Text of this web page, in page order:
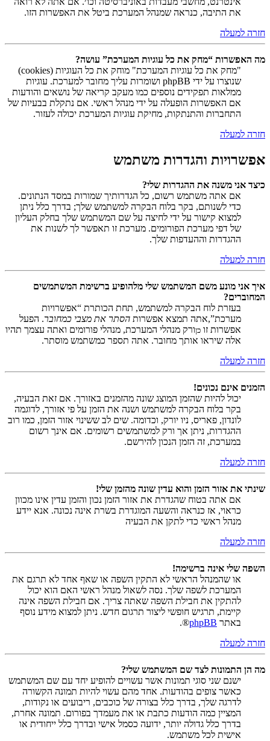
את התיבה, כנראה שמנהל המערכת ביטל את האפשרות הזו.
חזרה למעלה
מה האפשרות “מחק את כל עוגיות המערכת” עושה?
"מחק את כל עוגיות המערכת" מוחק את כל העוגיות (cookies)
שנוצרו על ידי phpBB ושומרות עליך מחובר למערכת. עוגיות
ממלאות תפקידים נוספים כמו מעקב קריאה של נושאים והודעות
אם האפשרות הופעלה על ידי מנהל ראשי. אם נתקלת בבעיות של
התחברות והתנתקות, מחיקת עוגיות המערכת יכולה לעזור.
חזרה למעלה
אפשרויות והגדרות משתמש
כיצד אני משנה את ההגדרות שלי?
אם אתה משתמש רשום, כל הגדרותיך שמורות במסד הנתונים.
כדי לשנותם, בקר בלוח הבקרה למשתמש שלך; בדרך כלל ניתן
למצוא קישור על ידי לחיצה על שם המשתמש שלך בחלק העליון
של דפי מערכת הפורומים. מערכת זו תאפשר לך לשנות את
ההגדרות וההעדפות שלך.
חזרה למעלה
איך אני מונע משם המשתמש שלי מלהופיע ברשימת המשתמשים
המחוברים?
בעזרת לוח הבקרה למשתמש, תחת הכותרת “אפשרויות
מערכת”,אתה תמצא אפשרות הסתר את מצבי כמחובר. הפעל
אפשרות זו כןורק מנהלי המערכת, מנהלי פורומים ואתה עצמך תהיו
אלה שיראו אותך מחובר. אתה תספר כמשתמש מוסתר.
חזרה למעלה
הזמנים אינם נכונים!
יכול להיות שהזמן המוצג שונה מהזמנים באזורך. אם זאת הבעיה,
בקר בלוח הבקרה למשתמש ושנה את הזמן על פי אזורך, לדוגמה
לונדון, פאריס, ניו יורק, וכדומה. שים לב ששינוי אזור הזמן, כמו רוב
ההגדרות, ניתן אך ורק למשתמשים רשומים. אם אינך רשום
במערכת, זה הזמן הנכון להירשם.
חזרה למעלה
שינתי את אזור הזמן והוא עדין שונה מהזמן שלי!
אם אתה בטוח שהגדרת את אזור הזמן נכון והזמן עדין אינו מכוון
כראוי, אז כנראה והשעה המוגדרת בשרת אינה נכונה. אנא יידע
מנהל ראשי כדי לתקן את הבעיה
חזרה למעלה
השפה שלי אינה ברשימה!
או שהמנהל הראשי לא התקין השפה או שאף אחד לא תרגם את
המערכת לשפה שלך. נסה לשאול מנהל ראשי האם הוא יכול
להתקין את חבילת השפה שאתה צריך. אם חבילת השפה אינה
קיימת, תרגיש חופשי ליצור תרגום חדש. ניתן למצוא מידע נוסף
באתר phpBB
®.
חזרה למעלה
מה הן התמונות לצד שם המשתמש שלי?
ישנם שני סוגי תמונות אשר עשויים להופיע יחד עם שם המשתמש
כאשר צופים בהודעות. אחד מהם עשוי להיות תמונה הקשורה
לדרגה שלך, בדרך כלל בצורה של כוכבים, ריבועים או נקודות,
המציין כמה הודעות כתבת או את מעמדך בפורום. תמונה אחרת,
בדרך כלל גדולה יותר, ידועה כסמל אישי ובדרך כלל ייחודית או
אישית לכל משתמש.